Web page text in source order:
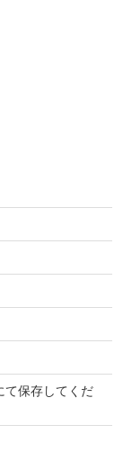
て保存してくだ